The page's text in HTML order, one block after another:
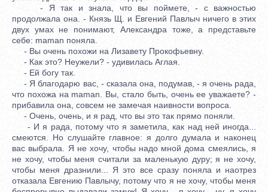
- Я так и знала, что вы поймете, - с важностью
продолжала она. - Князь Щ. и Евгений Павлыч ничего в этих
двух умах не понимают, Александра тоже, а представьте
себе: maman поняла.
- Вы очень похожи на Лизавету Прокофьевну.
- Как это? Неужели? - удивилась Аглая.
- Ей богу так.
- Я благодарю вас, - сказала она, подумав, - я очень рада,
что похожа на maman. Вы, стало быть, очень ее уважаете? -
прибавила она, совсем не замечая наивности вопроса.
- Очень, очень, и я рад, что вы это так прямо поняли.
- И я рада, потому что я заметила, как над ней иногда...
смеются. Но слушайте главное: я долго думала и наконец
вас выбрала. Я не хочу, чтобы надо мной дома смеялись, я
не хочу, чтобы меня считали за маленькую дуру; я не хочу,
чтобы меня дразнили... Я это все сразу поняла и наотрез
отказала Евгению Павлычу, потому что я не хочу, чтобы меня